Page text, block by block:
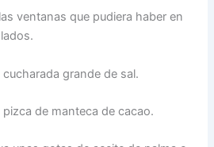
ventanas que pudiera haber en
cucharada grande de sal.
pizca de manteca de cacao.